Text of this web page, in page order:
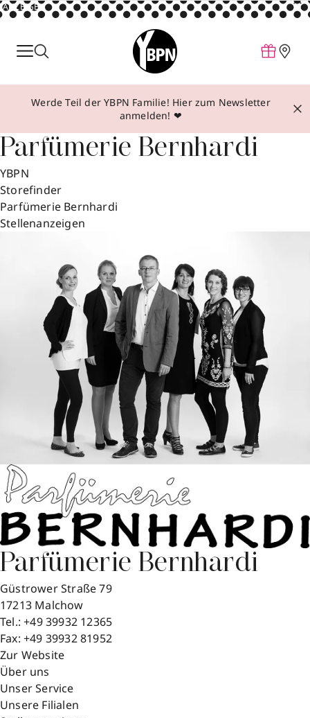
ANZEIGE
Parfum
Make-up
Behandlungen
Inspiration
Über YBPN
Aktionen
Storefinder
Werde Teil der YBPN Familie! Hier zum Newsletter
anmelden! ❤
Parfümerie Bernhardi
YBPN
Storefinder
Parfümerie Bernhardi
Stellenanzeigen
Parfümerie Bernhardi
Güstrower Straße 79
17213 Malchow
Tel.:+49 39932 12365
Fax: +49 39932 81952
Zur Website
Über uns
Unser Service
Unsere Filialen